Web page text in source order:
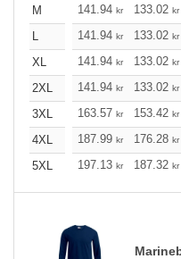
M
141.94 kr 133.02 kr
L
141.94 kr 133.02 kr
XL
141.94 kr 133.02 kr
2XL
141.94 kr 133.02 kr
3XL
163.57 kr 153.42 kr
4XL
187.99 kr 176.28 kr
5XL
197.13 kr 187.32 kr